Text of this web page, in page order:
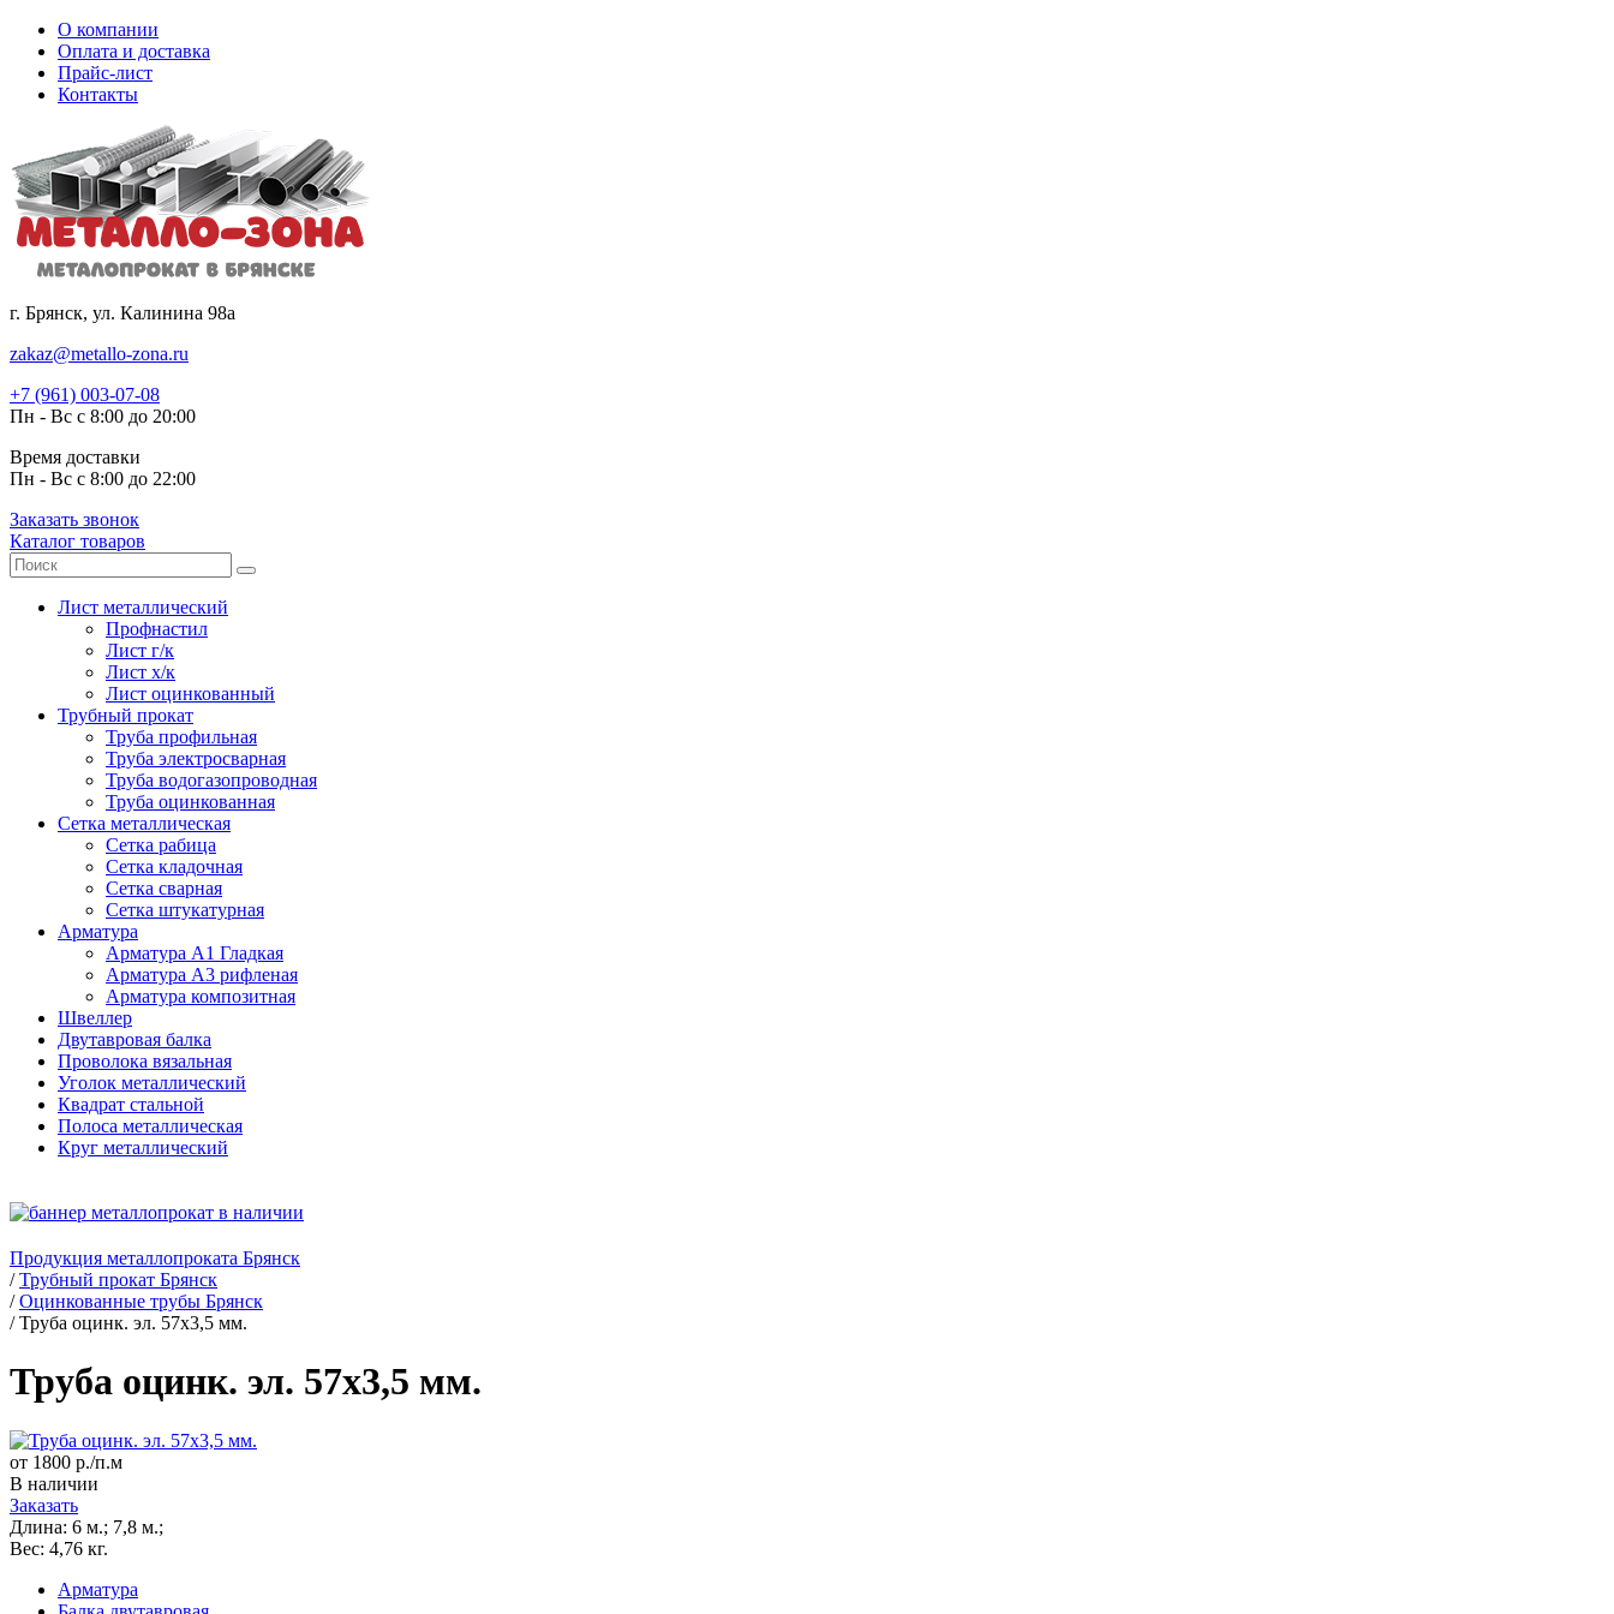
О компании
Оплата и доставка
Прайс-лист
Контакты
г. Брянск, ул. Калинина 98а
zakaz@metallo-zona.ru
+7 (961) 003-07-08
Пн - Вс с 8:00 до 20:00
Время доставки
Пн - Вс с 8:00 до 22:00
Заказать звонок
Каталог товаров
Лист металлический
Профнастил
Лист г/к
Лист х/к
Лист оцинкованный
Трубный прокат
Труба профильная
Труба электросварная
Труба водогазопроводная
Труба оцинкованная
Сетка металлическая
Сетка рабица
Сетка кладочная
Сетка сварная
Сетка штукатурная
Арматура
Арматура А1 Гладкая
Арматура А3 рифленая
Арматура композитная
Швеллер
Двутавровая балка
Проволока вязальная
Уголок металлический
Квадрат стальной
Полоса металлическая
Круг металлический
Продукция металлопроката Брянск
/Трубный прокат Брянск
/Оцинкованные трубы Брянск
/Труба оцинк. эл. 57х3,5 мм.
Труба оцинк. эл. 57х3,5 мм.
от 1800 р./п.м
В наличии
Заказать
Длина: 6 м.; 7,8 м.;
Вес: 4,76 кг.
Арматура